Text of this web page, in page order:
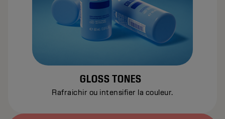
GLOSS TONES
Rafraichir ou intensifier la couleur.